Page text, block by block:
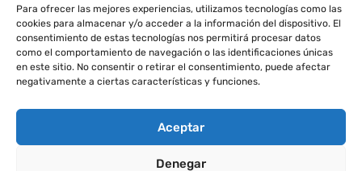
Para ofrecer las mejores experiencias, utilizamos tecnologías como las
cookies para almacenar y/o acceder a la información del dispositivo. El
consentimiento de estas tecnologías nos permitirá procesar datos
como el comportamiento de navegación o las identificaciones únicas
en este sitio. No consentir o retirar el consentimiento, puede afectar
negativamente a ciertas características y funciones.
Aceptar
Denegar
Calle Campomanes n.º 55, 28223, Pozuelo de Alarcón
Teléfono:91 539 55 29
D&D Web:Easymatic